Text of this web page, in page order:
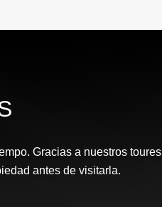
Gracias a nuestros toures
antes de visitarla.